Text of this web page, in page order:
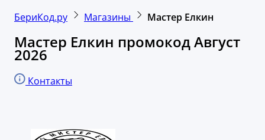
БериКод.ру
Магазины Мастер Елкин
Мастер Елкин промокод Август
2026
Контакты